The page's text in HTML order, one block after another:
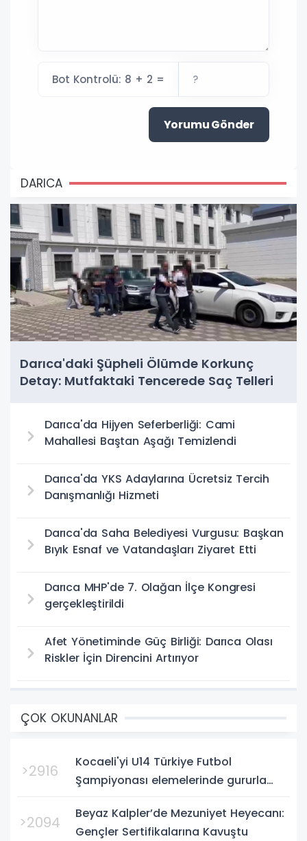
Bot Kontrolü: 8 + 2 =
Yorumu Gönder
DARICA
Darıca'daki Şüpheli Ölümde Korkunç
Detay: Mutfaktaki Tencerede Saç Telleri
Darıca'da Hijyen Seferberliği: Cami
Mahallesi Baştan Aşağı Temizlendi
Darıca'da YKS Adaylarına Ücretsiz Tercih
Danışmanlığı Hizmeti
Darıca'da Saha Belediyesi Vurgusu: Başkan
Bıyık Esnaf ve Vatandaşları Ziyaret Etti
Darıca MHP'de 7. Olağan İlçe Kongresi
gerçekleştirildi
Afet Yönetiminde Güç Birliği: Darıca Olası
Riskler İçin Direncini Artırıyor
ÇOK OKUNANLAR
>2916
Kocaeli'yi U14 Türkiye Futbol
Şampiyonası elemelerinde gururla
Bursa'da oynanan yarı final...
>2094
Beyaz Kalpler’de Mezuniyet Heyecanı:
Gençler Sertifikalarına Kavuştu